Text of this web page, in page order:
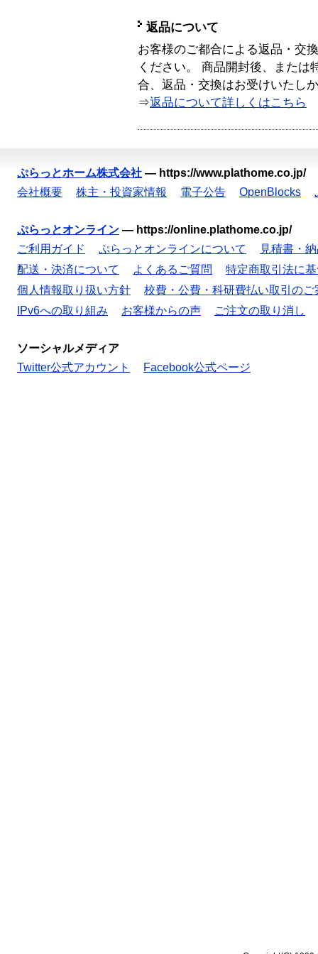
返品について
お客様のご都合による返品・交
ください。 商品開封後、または
合、返品・交換はお受けいたし
⇒返品について詳しくはこちら
ぷらっとホーム株式会社 — https://www.plathome.co.jp/
会社概要
株主・投資家情報 電子公告 OpenBlocks
ぷらっとオンライン — https://online.plathome.co.jp/
ご利用ガイド
ぷらっとオンラインについて
見積書・
配送・決済について
よくあるご質問
特定商取引法に
個人情報取り扱い方針
校費・公費・科研費払い取引のご
IPv6への取り組み
お客様からの声 ご注文の取り消し
ソーシャルメディア
Twitter公式アカウント
Facebook公式ページ